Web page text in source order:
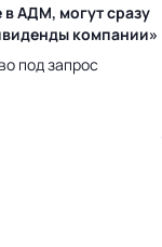
АДМ, могут сразу
компании»
под запрос